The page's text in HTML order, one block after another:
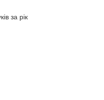
за рік